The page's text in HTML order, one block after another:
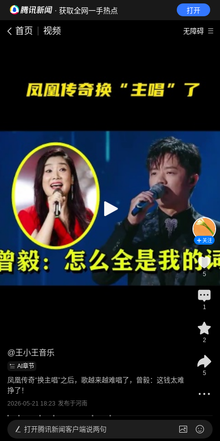
· 获取全网一手热点 打开
首页 视频 无障碍
@王小王音乐
AI章节
凤凰传奇“换主唱”之后，歌越来越难唱了，曾毅：这钱太难
挣了！
2026-05-21 18:23 发布于河南
关注
5
1
2
5
打开腾讯新闻客户端说两句